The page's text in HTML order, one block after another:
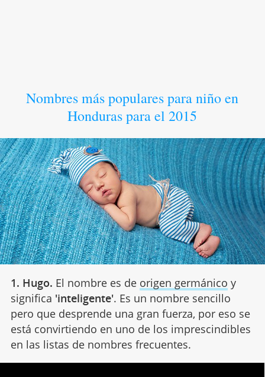
Nombres más populares para niño en
Honduras para el 2015
1. Hugo. El nombre es de origen germánico y
significa 'inteligente'. Es un nombre sencillo
pero que desprende una gran fuerza, por eso se
está convirtiendo en uno de los imprescindibles
en las listas de nombres frecuentes.